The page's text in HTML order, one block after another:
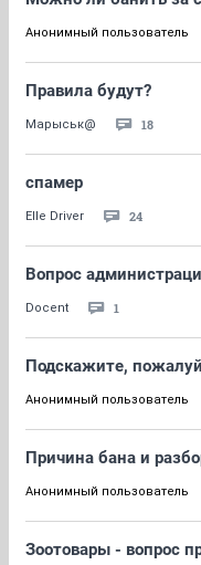
Анонимный пользователь
Правила будут?
Марыськ@ 18
спамер
Elle Driver 24
Вопрос
Docent 1
Подскажите,
Анонимный пользователь
Причина бана и
Анонимный пользователь
Зоотовары - вопрос